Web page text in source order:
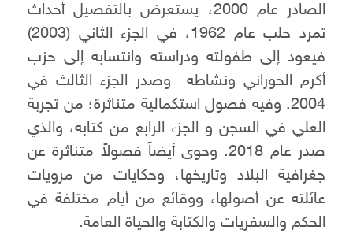
الصادر عام 2000، يستعرض بالتفصيل أحداث
تمرد حلب عام 1962، في الجزء الثاني (2003)
فيعود إلى طفولته ودراسته وانتسابه إلى حزب
أكرم الحوراني ونشاطه وصدر الجزء الثالث في
2004. وفيه فصول استكمالية متناثرة؛ من تجربة
العلي في السجن و الجزء الرابع من كتابه، والذي
صدر عام 2018. وحوى أيضاً فصولاً متناثرة عن
جغرافية البلاد وتاريخها، وحكايات من مرويات
عائلته عن أصولها، ووقائع من أيام مختلفة في
الحكم والسفريات والكتابة والحياة العامة.